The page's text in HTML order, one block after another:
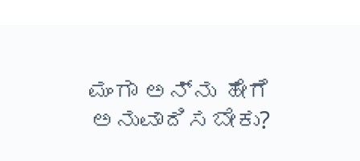
ಮಂಗಾ ಅನ್ನು ಹೇಗೆ
ಅನುವಾದಿಸಬೇಕು?